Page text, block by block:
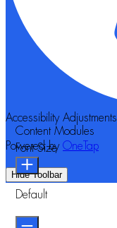
Accessibility Adjustments
Powered by OneTap
Hide Toolbar
Content Modules
Font Size
Default